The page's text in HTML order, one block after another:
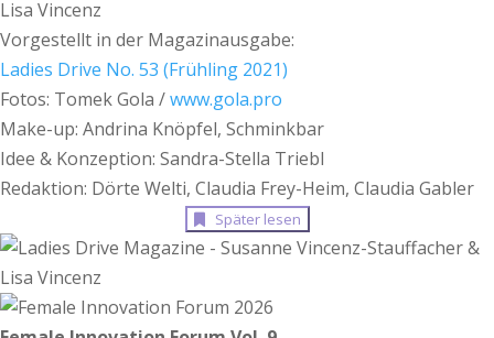
Vorgestellt in der Magazinausgabe:
Ladies Drive No. 53 (Frühling 2021)
Fotos: Tomek Gola /www.gola.pro
Make-up: Andrina Knöpfel, Schminkbar
Idee & Konzeption: Sandra-Stella Triebl
Redaktion: Dörte Welti, Claudia Frey-Heim, Claudia Gabler
Später lesen